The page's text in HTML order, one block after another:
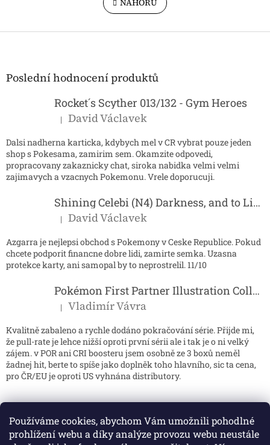
Používáme cookies, abychom Vám umožnili pohodlné
prohlížení webu a díky analýze provozu webu neustále
á
r
k
y
ý
p
i
s
n
k
v
Z
Poslední hodnocení produktů
Rocket´s Scyther 013/132 - Gym Heroes
Hodnocení produktu je 5 z 5 hvězdiček.
| David Václavek
Dalsi nadherna karticka, kdybych mel v CR vybrat pouze jeden
shop s Pokesama, zamirim sem. Okamzite odpovedi,
propracovany zakaznicky chat, siroka nabidka velmi velmi
zajimavych a vzacnych Pokemonu. Vrele doporucuji.
Shining Celebi (N4) Darkness, and to Light...
Hodnocení produktu je 5 z 5 hvězdiček.
| David Václavek
Azgarra je nejlepsi obchod s Pokemony v Ceske Republice. Pokud
chcete podporit financne dobre lidi, zamirte semka. Uzasna
protekce karty, ani samopal by to neprostrelil. 11/10
Pokémon First Partner Illustration Collection - Series 2
Hodnocení produktu je 5 z 5 hvězdiček.
| Vladimír Vávra
Kvalitně zabaleno a rychle dodáno pokračování série. Přijde mi,
že pull-rate je lehce nižší oproti první sérii ale i tak je o ni velký
zájem. v POR ani CRI boosteru jsem osobně ze 3 boxů neměl
žadnej hit, berte to spíše jako doplněk toho hlavního, sic ta cena,
pro ČR/EU je oproti US vyhnána distributory.